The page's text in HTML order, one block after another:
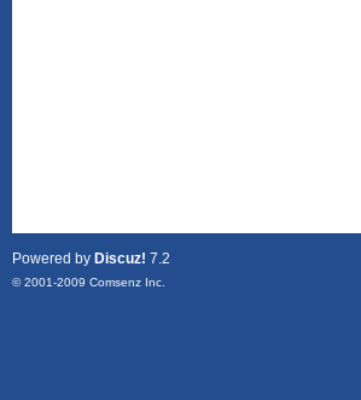
Powered by Discuz! 7.2
© 2001-2009 Comsenz Inc.